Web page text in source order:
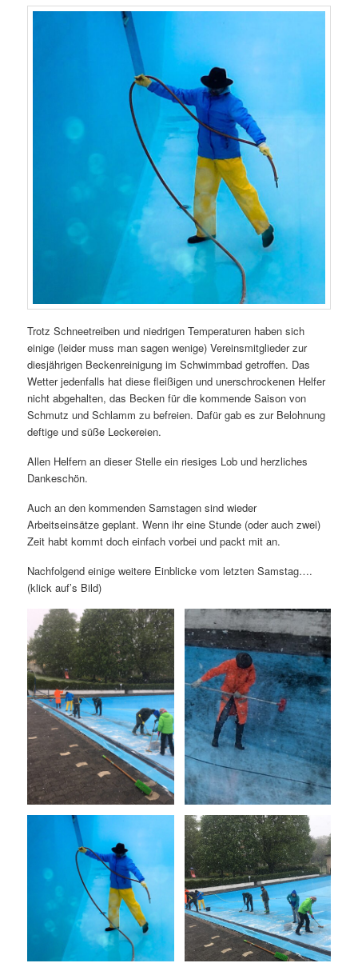
Trotz Schneetreiben und niedrigen Temperaturen haben sich
einige (leider muss man sagen wenige) Vereinsmitglieder zur
diesjährigen Beckenreinigung im Schwimmbad getroffen. Das
Wetter jedenfalls hat diese fleißigen und unerschrockenen Helfer
nicht abgehalten, das Becken für die kommende Saison von
Schmutz und Schlamm zu befreien. Dafür gab es zur Belohnung
deftige und süße Leckereien.
Allen Helfern an dieser Stelle ein riesiges Lob und herzliches
Dankeschön.
Auch an den kommenden Samstagen sind wieder
Arbeitseinsätze geplant. Wenn ihr eine Stunde (oder auch zwei)
Zeit habt kommt doch einfach vorbei und packt mit an.
Nachfolgend einige weitere Einblicke vom letzten Samstag….
(klick auf’s Bild)